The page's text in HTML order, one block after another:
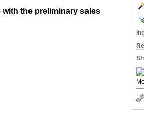
the preliminary sales